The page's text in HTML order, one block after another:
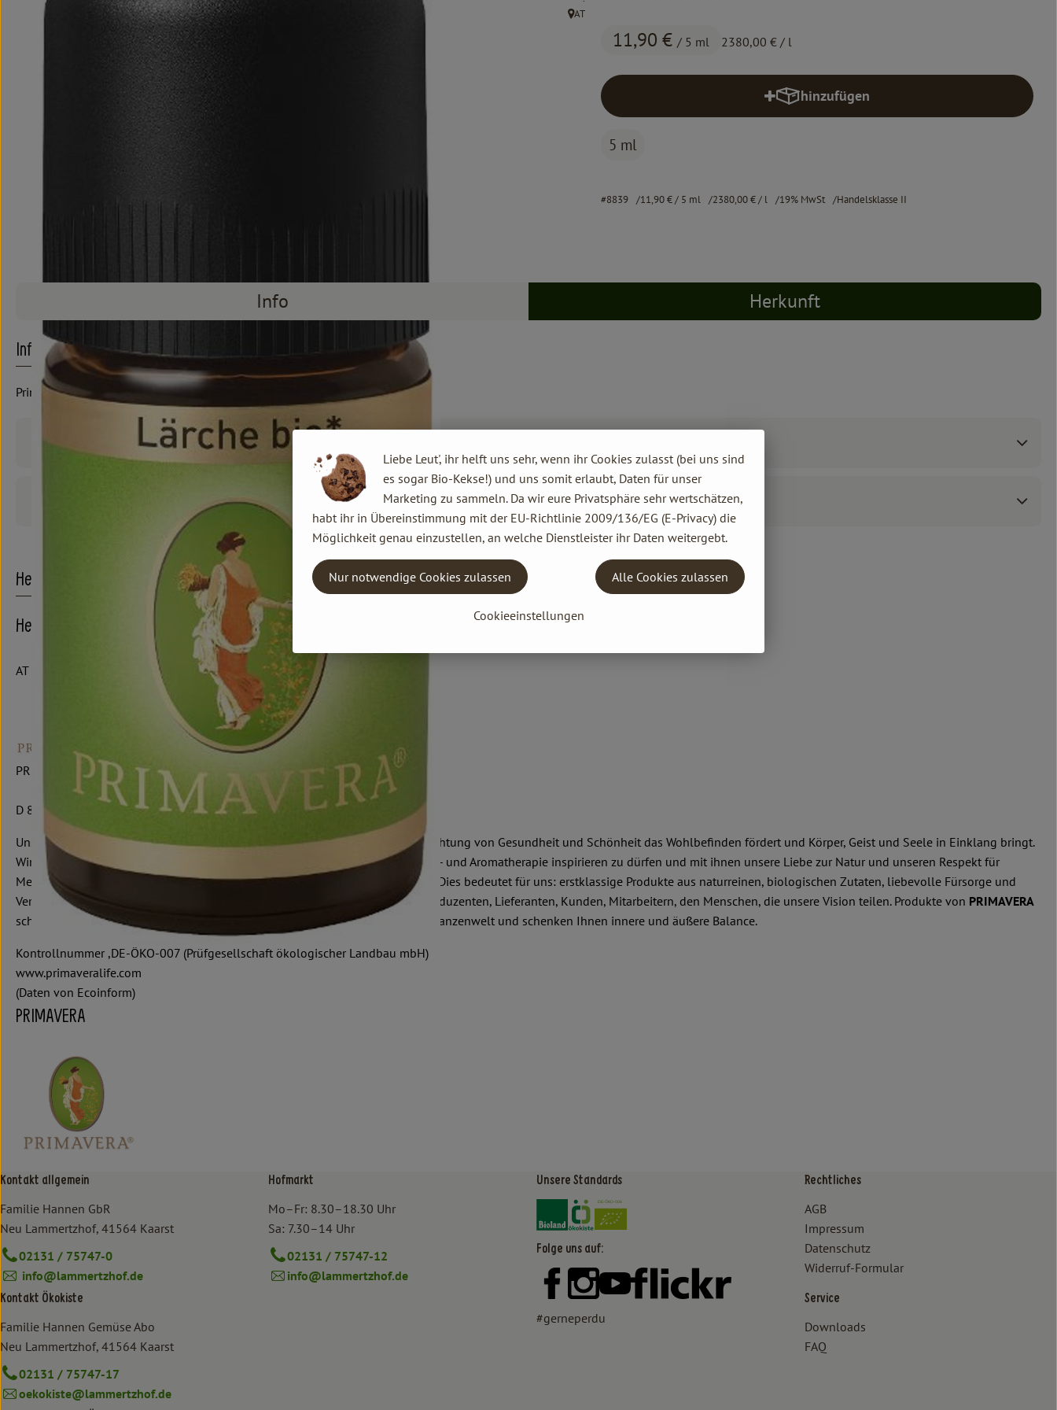
11,90 € / 5 ml 2380,00 € / l
, Herkunft:
AT
hinzufügen
Produkt zum Warenkorb hinzufügen
5 ml
#8839 11,90 €/ 5 ml 2380,00 €/ l 19% MwSt Handelsklasse II
Info Herkunft
Info
Primavera "Waldbaden"
Produktinformationen
Herkunft
Hersteller: PRIMAVERA
AT
PRIMAVERA LIFE GMBH
D 87466 Oy-Mittelberg
Unsere Philosophie beruht auf dem Verständnis, dass eine ganzheitliche Betrachtung von Gesundheit und Schönheit das Wohlbefinden fördert und Körper, Geist und Seele in Einklang bringt.
Wir freuen uns, andere Menschen mit unserer 27jährigen Erfahrung in Pflanzen- und Aromatherapie inspirieren zu dürfen und mit ihnen unsere Liebe zur Natur und unseren Respekt für
Mensch und Umwelt zu teilen. Wir haben uns zu höchster Qualität verpflichtet. Dies bedeutet für uns: erstklassige Produkte aus naturreinen, biologischen Zutaten, liebevolle Fürsorge und
Verantwortung für Mensch und Natur sowie faire Beziehungen - zu unseren Produzenten, Lieferanten, Kunden, Mitarbeitern, den Menschen, die unsere Vision teilen. Produkte von PRIMAVERA
schöpfen ihre Wirkkräfte aus dem unermesslichen Reichtum der natürlichen Pflanzenwelt und schenken Ihnen innere und äußere Balance.
Kontrollnummer ,DE-ÖKO-007 (Prüfgesellschaft ökologischer Landbau mbH)
www.primaveralife.com
(Daten von Ecoinform)
PRIMAVERA
Kontakt allgemein
Familie Hannen GbR
Neu Lammertzhof, 41564 Kaarst
02131 / 75747-0
info@lammertzhof.de
Kontakt Ökokiste
Familie Hannen Gemüse Abo
Neu Lammertzhof, 41564 Kaarst
02131 / 75747-17
oekokiste@lammertzhof.de
Hofmarkt
Mo–Fr: 8.30–18.30 Uhr
Sa: 7.30–14 Uhr
02131 / 75747-12
info@lammertzhof.de
Unsere Standards
Externer Link zu https://www.bioland.de/verbraucher
Externer Link zu https://www.oekokiste.de/
Folge uns auf:
Externer Link zu https://www.facebook.com/lammertzhof/
Externer Link zu https://www.instagram.com/lammertzhof/
Externer Link zu https://www.youtube.com/channel/
Externer Link zu https://www.flickr.com/photos/
#gerneperdu
Rechtliches
AGB
Impressum
Datenschutz
Widerruf-Formular
Service
Downloads
FAQ
Liebe Leut', ihr helft uns sehr, wenn ihr Cookies zulasst (bei uns sind
es sogar Bio-Kekse!) und uns somit erlaubt, Daten für unser
Marketing zu sammeln. Da wir eure Privatsphäre sehr wertschätzen,
habt ihr in Übereinstimmung mit der EU-Richtlinie 2009/136/EG (E-Privacy) die
Möglichkeit genau einzustellen, an welche Dienstleister ihr Daten weitergebt.
Cookieeinstellungen
Nur notwendige Cookies zulassen Alle Cookies zulassen